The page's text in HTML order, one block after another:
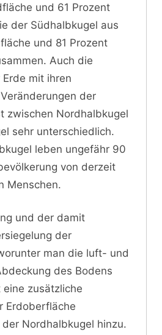
und 61 Prozent
der Südhalbkugel aus
und 81 Prozent
Auch die
mit ihren
der
zwischen Nordhalbkugel
sehr unterschiedlich.
leben ungefähr 90
von derzeit
Menschen.
und der damit
der
man die luft- und
des Bodens
zusätzliche
Erdoberfläche
Nordhalbkugel hinzu.